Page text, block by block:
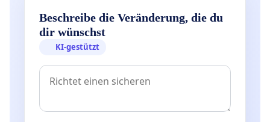
Beschreibe die Veränderung, die du
dir wünschst
KI-gestützt